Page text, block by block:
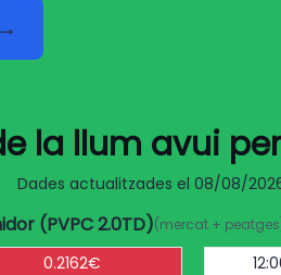
la llum avui
Dades actualitzades el 08/08/
(PVPC 2.0TD)(mercat +
0.2162€